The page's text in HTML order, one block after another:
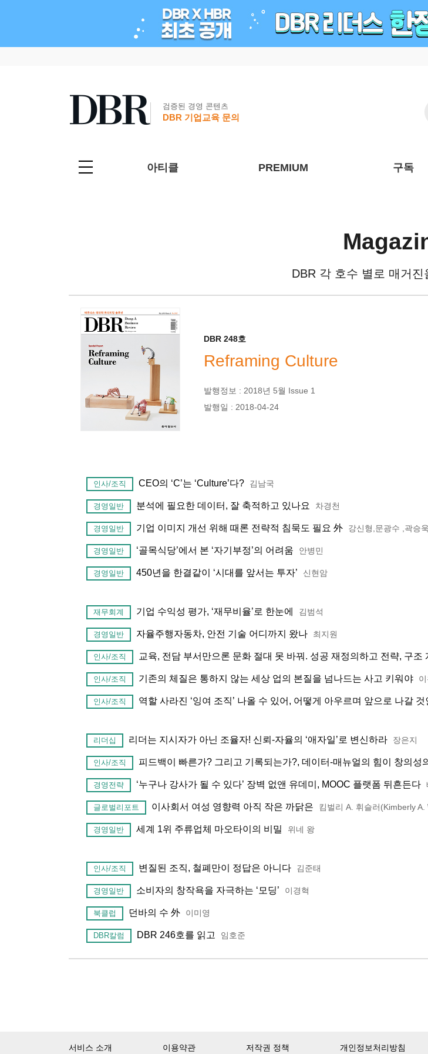
검증된 경영 콘텐츠
DBR 기업교육 문의
아티클 PREMIUM 구독
DBR 각 호수 별로 매거진
DBR 248호
Reframing Culture
발행정보 : 2018년 5월 Issue 1
발행일 : 2018-04-24
인사/조직 CEO의 ‘C’는 ‘Culture’다? 김남국
경영일반 분석에 필요한 데이터, 잘 축적하고 있나요 차경천
경영일반 기업 이미지 개선 위해 때론 전략적 침묵도 필요 外 강신형,문광수 ,곽승
경영일반 ‘골목식당’에서 본 ‘자기부정’의 어려움 안병민
경영일반 450년을 한결같이 ‘시대를 앞서는 투자’ 신현암
재무회계 기업 수익성 평가, ‘재무비율’로 한눈에 김범석
경영일반 자율주행자동차, 안전 기술 어디까지 왔나 최지원
인사/조직 교육, 전담 부서만으론 문화 절대 못 바꿔. 성공 재정의하고 전략, 구조
인사/조직 기존의 체질은 통하지 않는 세상 업의 본질을 넘나드는 사고 키워야
인사/조직 역할 사라진 ‘잉여 조직’ 나올 수 있어, 어떻게 아우르며 앞으로 나갈 것
리더십 리더는 지시자가 아닌 조율자! 신뢰-자율의 ‘애자일’로 변신하라 장은지
인사/조직 피드백이 빠른가? 그리고 기록되는가?, 데이터-매뉴얼의 힘이 창의성
경영전략 ‘누구나 강사가 될 수 있다’ 장벽 없앤 유데미, MOOC 플랫폼 뒤흔든다
글로벌리포트 이사회서 여성 영향력 아직 작은 까닭은 킴벌리 A. 휘슬러(Kimberly
경영일반 세계 1위 주류업체 마오타이의 비밀 위네 왕
인사/조직 변질된 조직, 철폐만이 정답은 아니다 김준태
경영일반 소비자의 창작욕을 자극하는 ‘모딩’ 이경혁
북클럽 던바의 수 外 이미영
DBR칼럼 DBR 246호를 읽고 임호준
서비스 소개 이용약관 저작권 정책 개인정보처리방침